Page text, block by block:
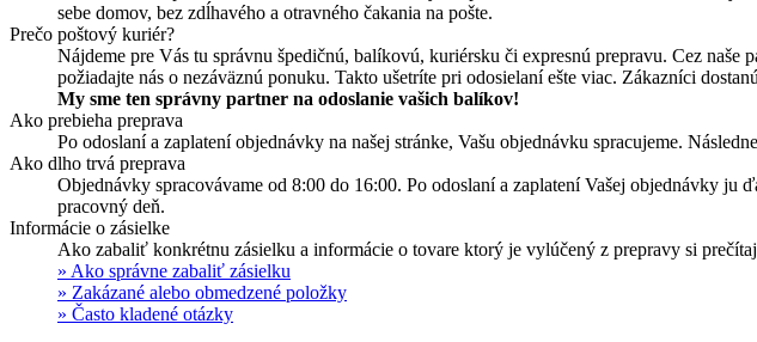
sebe domov, bez zdĺhavého a otravného čakania na pošte.
Prečo poštový kuriér?
Nájdeme pre Vás tu správnu špedičnú, balíkovú, kuriérsku či expresnú prepravu. Cez
požiadajte nás o nezáväznú ponuku. Takto ušetríte pri odosielaní ešte viac. Zákazníci
My sme ten správny partner na odoslanie vašich balíkov!
Ako prebieha preprava
Po odoslaní a zaplatení objednávky na našej stránke, Vašu objednávku spracujeme.
Ako dlho trvá preprava
Objednávky spracovávame od 8:00 do 16:00. Po odoslaní a zaplatení Vašej objednávky
pracovný deň.
Informácie o zásielke
Ako zabaliť konkrétnu zásielku a informácie o tovare ktorý je vylúčený z prepravy si
» Ako správne zabaliť zásielku
» Zakázané alebo obmedzené položky
» Často kladené otázky